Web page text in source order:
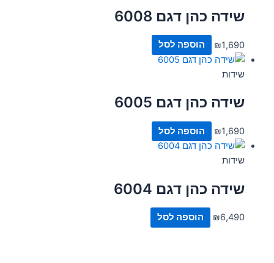
שידה כהן דגם 6008
₪1,690 הוספה לסל
שידות
שידה כהן דגם 6005
₪1,690 הוספה לסל
שידות
שידה כהן דגם 6004
₪6,490 הוספה לסל